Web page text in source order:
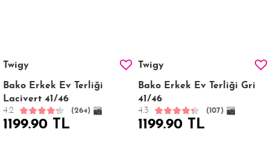
Twigy
Bako Erkek Ev Terliği
Lacivert 41/46
4.2 (264)
1199.90 TL
Twigy
Bako Erkek Ev Terliği Gri
41/46
4.3 (107)
1199.90 TL